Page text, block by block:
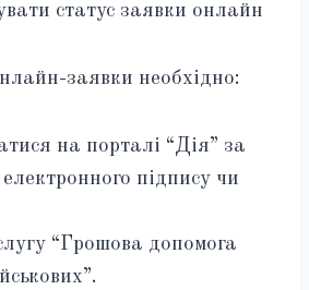
статус заявки онлайн
заявки необхідно:
на порталі “Дія” за
підпису чи
“Грошова допомога